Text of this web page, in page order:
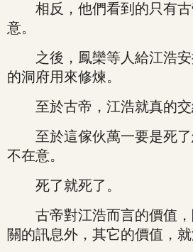
相反，他們看到的只有古
意。
之後，鳳欒等人給江浩安
的洞府用來修煉。
至於古帝，江浩就真的交
至於這傢伙萬一要是死了
不在意。
死了就死了。
古帝對江浩而言的價值，
關的訊息外，其它的價值，就